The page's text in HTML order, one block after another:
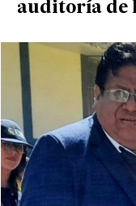
auditoría de